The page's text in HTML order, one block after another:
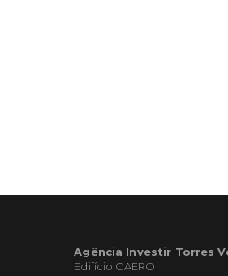
Agência Investir Torres
Edifício CAERO